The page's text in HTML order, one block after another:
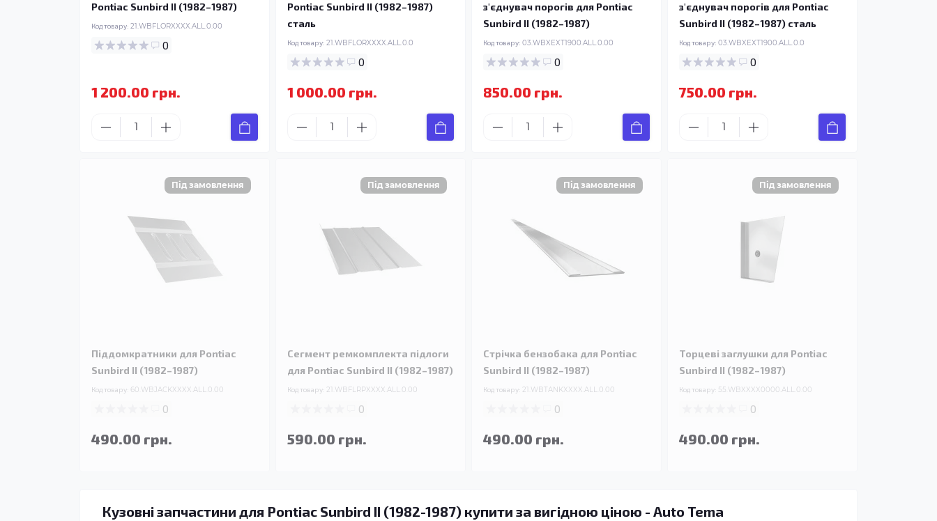
Pontiac Sunbird II (1982–1987)
Код товару: 21.WBFLORXXXX.ALL.0.00
0
1 200.00 грн.
Pontiac Sunbird II (1982–1987)
сталь
Код товару: 21.WBFLORXXXX.ALL.0.0
0
1 000.00 грн.
з'єднувач порогів для Pontiac
Sunbird II (1982–1987)
Код товару: 03.WBXEXT1900.ALL.0.00
0
850.00 грн.
з'єднувач порогів для Pontiac
Sunbird II (1982–1987) сталь
Код товару: 03.WBXEXT1900.ALL.0.0
0
750.00 грн.
Піддомкратники для Pontiac
Sunbird II (1982–1987)
Код товару: 60.WBJACKXXXX.ALL.0.00
0
490.00 грн.
Сегмент ремкомплекта підлоги
для Pontiac Sunbird II (1982–1987)
Код товару: 21.WBFLRPXXXX.ALL.0.00
0
590.00 грн.
Стрічка бензобака для Pontiac
Sunbird II (1982–1987)
Код товару: 21.WBTANKXXXX.ALL.0.00
0
490.00 грн.
Торцеві заглушки для Pontiac
Sunbird II (1982–1987)
Код товару: 55.WBXXXX0000.ALL.0.00
0
490.00 грн.
Кузовні запчастини для Pontiac Sunbird II (1982-1987) купити за вигідною ціною - Auto Tema